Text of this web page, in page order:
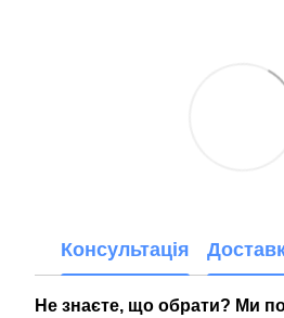
Консультація
Не знаєте, що обрати? Ми